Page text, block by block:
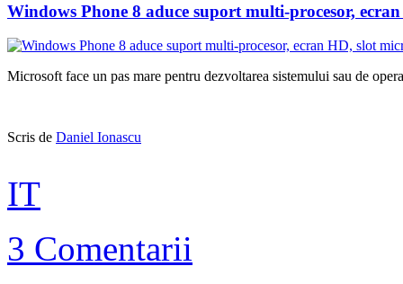
Windows Phone 8 aduce suport multi-procesor,
Microsoft face un pas mare pentru dezvoltarea sistemului sau de
Scris de Daniel Ionascu
IT
3 Comentarii